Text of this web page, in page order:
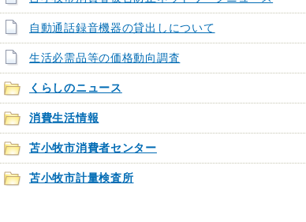
自動通話録音機器の貸出しについて
生活必需品等の価格動向調査
くらしのニュース
消費生活情報
苫小牧市消費者センター
苫小牧市計量検査所